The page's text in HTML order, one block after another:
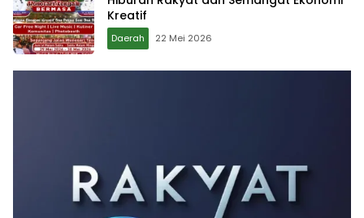
Kreatif
Daerah 22 Mei 2026